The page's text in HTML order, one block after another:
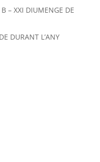
– XXI DIUMENGE DE
DURANT L’ANY